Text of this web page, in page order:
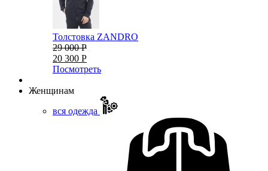
Толстовка ZANDRO
29 000 Р
20 300 Р
Посмотреть
Женщинам
вся одежда